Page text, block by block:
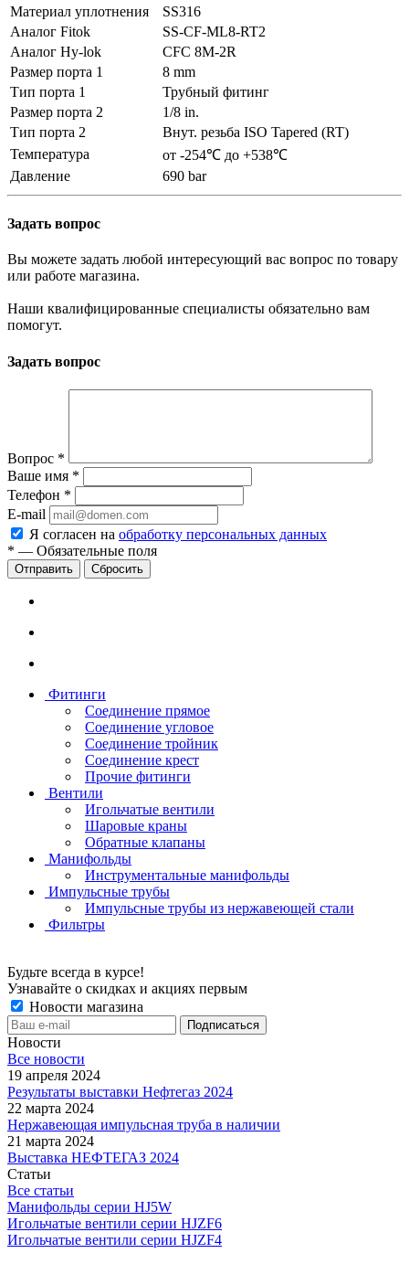
Материал уплотнения
SS316
Аналог Fitok
SS-CF-ML8-RT2
Аналог Hy-lok
CFC 8M-2R
Размер порта 1
8 mm
Тип порта 1
Трубный фитинг
Размер порта 2
1/8 in.
Тип порта 2
Внут. резьба ISO Tapered (RT)
Температура
от -254℃ до +538℃
Давление
690 bar
Задать вопрос
Вы можете задать любой интересующий вас вопрос по товару
или работе магазина.
Наши квалифицированные специалисты обязательно вам
помогут.
Задать вопрос
Вопрос *
Ваше имя *
Телефон *
E-mail
Я согласен на обработку персональных данных
* — Обязательные поля
Сбросить
Фитинги
Соединение прямое
Соединение угловое
Соединение тройник
Соединение крест
Прочие фитинги
Вентили
Игольчатые вентили
Шаровые краны
Обратные клапаны
Манифольды
Инструментальные манифольды
Импульсные трубы
Импульсные трубы из нержавеющей стали
Фильтры
Будьте всегда в курсе!
Узнавайте о скидках и акциях первым
Новости магазина
Новости
Все новости
19 апреля 2024
Результаты выставки Нефтегаз 2024
22 марта 2024
Нержавеющая импульсная труба в наличии
21 марта 2024
Выставка НЕФТЕГАЗ 2024
Статьи
Все статьи
Манифольды серии HJ5W
Игольчатые вентили серии HJZF6
Игольчатые вентили серии HJZF4